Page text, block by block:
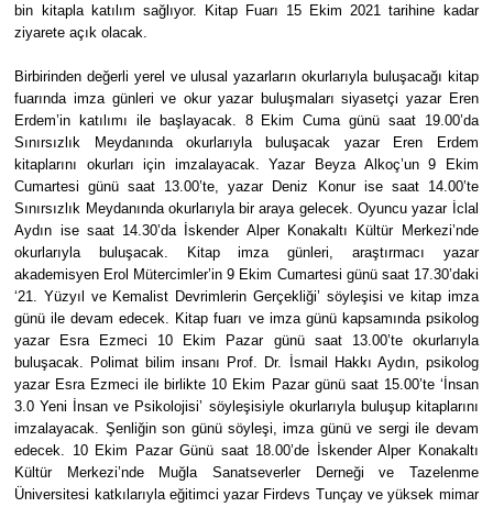
bin kitapla katılım sağlıyor. Kitap Fuarı 15 Ekim 2021 tarihine kadar
ziyarete açık olacak.
Birbirinden değerli yerel ve ulusal yazarların okurlarıyla buluşacağı kitap
fuarında imza günleri ve okur yazar buluşmaları siyasetçi yazar Eren
Erdem’in katılımı ile başlayacak. 8 Ekim Cuma günü saat 19.00’da
Sınırsızlık Meydanında okurlarıyla buluşacak yazar Eren Erdem
kitaplarını okurları için imzalayacak. Yazar Beyza Alkoç’un 9 Ekim
Cumartesi günü saat 13.00’te, yazar Deniz Konur ise saat 14.00’te
Sınırsızlık Meydanında okurlarıyla bir araya gelecek. Oyuncu yazar İclal
Aydın ise saat 14.30’da İskender Alper Konakaltı Kültür Merkezi’nde
okurlarıyla buluşacak. Kitap imza günleri, araştırmacı yazar
akademisyen Erol Mütercimler’in 9 Ekim Cumartesi günü saat 17.30’daki
‘21. Yüzyıl ve Kemalist Devrimlerin Gerçekliği’ söyleşisi ve kitap imza
günü ile devam edecek. Kitap fuarı ve imza günü kapsamında psikolog
yazar Esra Ezmeci 10 Ekim Pazar günü saat 13.00’te okurlarıyla
buluşacak. Polimat bilim insanı Prof. Dr. İsmail Hakkı Aydın, psikolog
yazar Esra Ezmeci ile birlikte 10 Ekim Pazar günü saat 15.00’te ‘İnsan
3.0 Yeni İnsan ve Psikolojisi’ söyleşisiyle okurlarıyla buluşup kitaplarını
imzalayacak. Şenliğin son günü söyleşi, imza günü ve sergi ile devam
edecek. 10 Ekim Pazar Günü saat 18.00’de İskender Alper Konakaltı
Kültür Merkezi’nde Muğla Sanatseverler Derneği ve Tazelenme
Üniversitesi katkılarıyla eğitimci yazar Firdevs Tunçay ve yüksek mimar